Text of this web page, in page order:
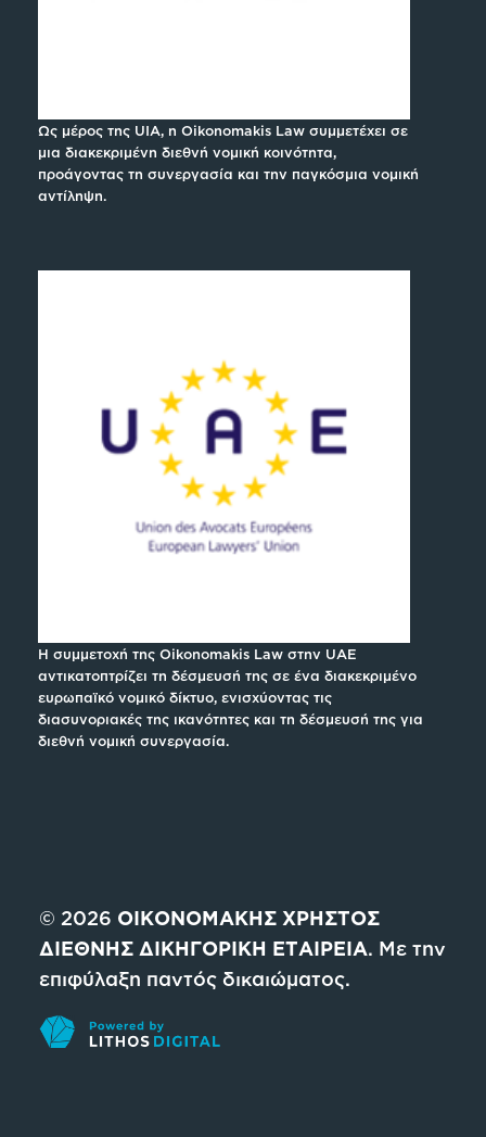
Ως μέρος της UIA, η Oikonomakis Law συμμετέχει σε
μια διακεκριμένη διεθνή νομική κοινότητα,
προάγοντας τη συνεργασία και την παγκόσμια νομική
αντίληψη.
Η συμμετοχή της Oikonomakis Law στην UAE
αντικατοπτρίζει τη δέσμευσή της σε ένα διακεκριμένο
ευρωπαϊκό νομικό δίκτυο, ενισχύοντας τις
διασυνοριακές της ικανότητες και τη δέσμευσή της για
διεθνή νομική συνεργασία.
© 2026 ΟΙΚΟΝΟΜΑΚΗΣ ΧΡΗΣΤΟΣ
ΔΙΕΘΝΗΣ ΔΙΚΗΓΟΡΙΚΗ ΕΤΑΙΡΕΙΑ. Με την
επιφύλαξη παντός δικαιώματος.